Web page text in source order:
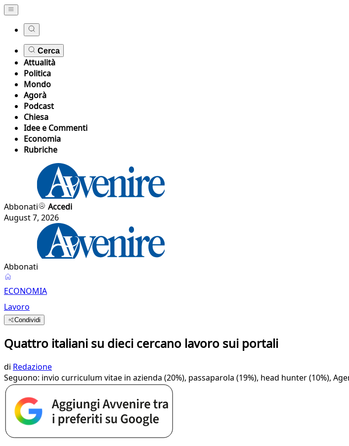
Cerca
Attualità
Politica
Mondo
Agorà
Podcast
Chiesa
Idee e Commenti
Economia
Rubriche
Abbonati
Accedi
August 7, 2026
Abbonati
ECONOMIA
Lavoro
Condividi
Quattro italiani su dieci cercano lavoro sui portali
di Redazione
Seguono: invio curriculum vitae in azienda (20%), passaparola (19%), head hunter (10%),